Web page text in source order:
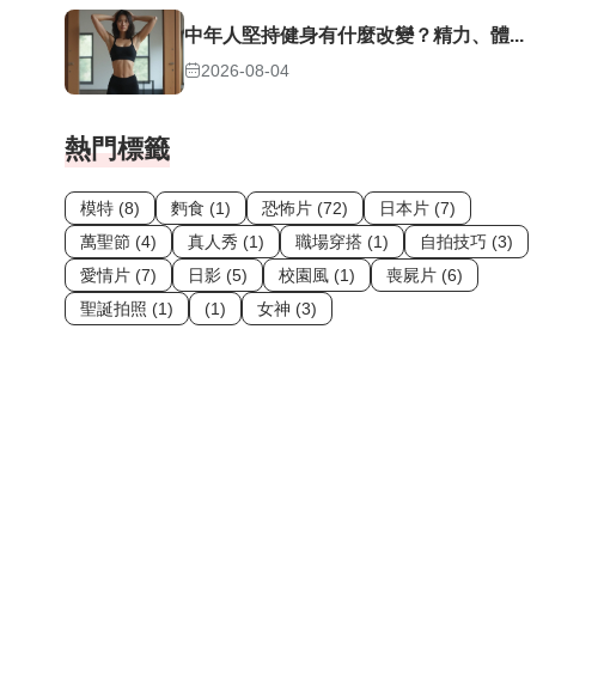
中年人堅持健身有什麼改變？精力、體...
2026-08-04
熱門標籤
模特 (8) 麪食 (1) 恐怖片 (72)
日本片 (7)
萬聖節 (4)
真人秀 (1) 職場穿搭 (1)
自拍技巧 (3)
愛情片 (7)
日影 (5) 校園風 (1)
喪屍片 (6)
聖誕拍照 (1)
(1) 女神 (3)